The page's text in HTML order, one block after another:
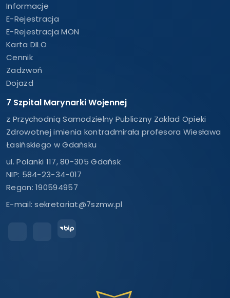
Informacje
E-Rejestracja
E-Rejestracja MON
Karta DILO
Cennik
Zadzwoń
Dojazd
7 Szpital Marynarki Wojennej
z Przychodnią Samodzielny Publiczny Zakład Opieki
Zdrowotnej imienia kontradmirała profesora Wiesława
Łasińskiego w Gdańsku
ul. Polanki 117, 80-305 Gdańsk
NIP: 584-23-34-017
Regon: 190594957
E-mail:sekretariat@7szmw.pl